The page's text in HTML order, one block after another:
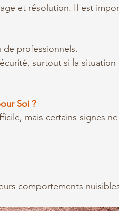
et résolution. Il est
professionnels.
surtout si la
Soi ?
mais certains signes
comportements